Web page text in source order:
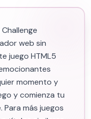
web sin
juego HTML5
momento y
y comienza tu
más juegos